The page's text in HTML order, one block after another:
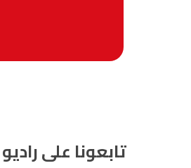
تابعونا على